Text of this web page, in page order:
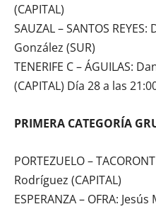
(CAPITAL)
SAUZAL – SANTOS
González (SUR)
TENERIFE C – ÁGUILAS:
(CAPITAL) Día 28 a las
PRIMERA CATEGORÍA
PORTEZUELO –
Rodríguez (CAPITAL)
ESPERANZA – OFRA: